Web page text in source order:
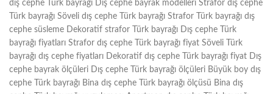
dış cephe Türk bayrağı Dış cephe bayrak modelleri Strafor dış cephe
Türk bayrağı Söveli dış cephe Türk bayrağı Strafor Türk bayrağı dış
cephe süsleme Dekoratif strafor Türk bayrağı Dış cephe Türk
bayrağı fiyatları Strafor dış cephe Türk bayrağı fiyat Söveli Türk
bayrağı dış cephe fiyatları Dekoratif dış cephe Türk bayrağı fiyat Dış
cephe bayrak ölçüleri Dış cephe Türk bayrağı ölçüleri Büyük boy dış
cephe Türk bayrağı Bina dış cephe Türk bayrağı ölçüsü Bina dış